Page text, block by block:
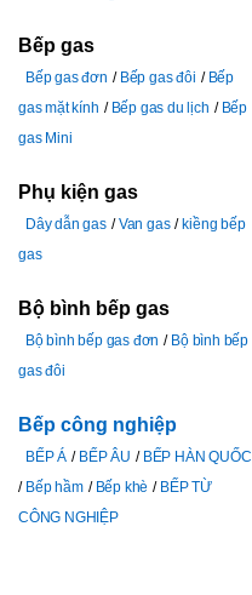
Bếp gas
Bếp gas đơn Bếp gas đôi
Bếp
gas mặt kính
Bếp gas du lịch
Bếp
gas Mini
Phụ kiện gas
Dây dẫn gas Van gas
kiềng bếp
gas
Bộ bình bếp gas
Bộ bình bếp gas đơn
Bộ bình bếp
gas đôi
Bếp công nghiệp
BẾP Á BẾP ÂU
BẾP HÀN QUỐC
Bếp hầm
Bếp khè
BẾP TỪ
CÔNG NGHIỆP